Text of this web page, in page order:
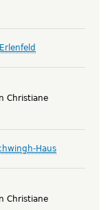
Christiane
Haus
Christiane